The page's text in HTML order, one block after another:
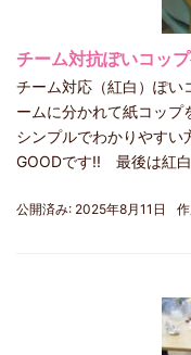
チーム対抗ぽいコッ
チーム対応（紅白）ぽ
ームに分かれて紙コップ
シンプルでわかりやすい
GOODです!! 最後は紅
公開済み: 2025年8月11日